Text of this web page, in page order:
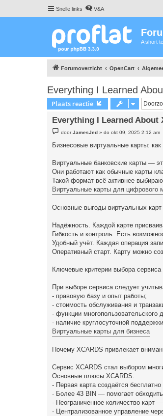
Snelle links V&A
A short
Forumoverzicht OpenCart
Everything I Learned
Plaats reactie
Everything I Learned About
e
i
t
doorJamesJed »do okt 09, 2025 2:12 am
Бизнесовые виртуальные карты:
Виртуальные банковские карты —
Они работают как обычные карты
Такой формат всё активнее
Виртуальные карты для цифрового
Основные выгоды виртуальных карт
Надёжность. Каждой карте
Гибкость и контроль. Есть
Удобный учёт. Каждая операция
Оперативный старт. Карту можно
Ключевые критерии выбора сервиса
При выборе сервиса следует
- правовую базу и опыт работы;
- стоимость обслуживания и
- функции многопользовательского
- наличие круглосуточной
Виртуальные карты для бизнеса
Почему XCARDS привлекает
Сервис XCARDS стал выбором
Основные плюсы XCARDS:
- Первая карта создаётся
- Более 43 BIN — помогает
- Неограниченное количество карт
- Централизованное управление